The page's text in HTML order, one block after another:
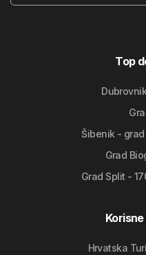
Top
Šibenik -
Grad
Grad Split -
Hrvatska